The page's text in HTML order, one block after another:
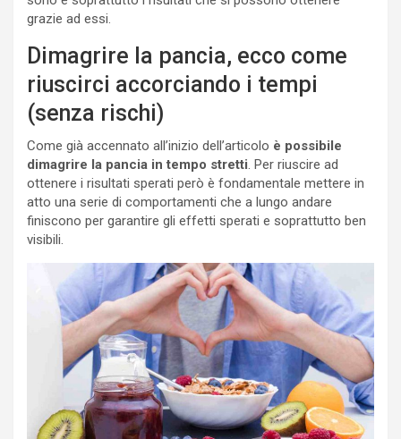
grazie ad essi.
Dimagrire la pancia, ecco come
riuscirci accorciando i tempi
(senza rischi)
Come già accennato all’inizio dell’articolo è possibile
dimagrire la pancia in tempo stretti. Per riuscire ad
ottenere i risultati sperati però è fondamentale mettere in
atto una serie di comportamenti che a lungo andare
finiscono per garantire gli effetti sperati e soprattutto ben
visibili.